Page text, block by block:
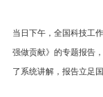
当日下午，全国科技工
强做贡献》的专题报告
了系统讲解，报告立足